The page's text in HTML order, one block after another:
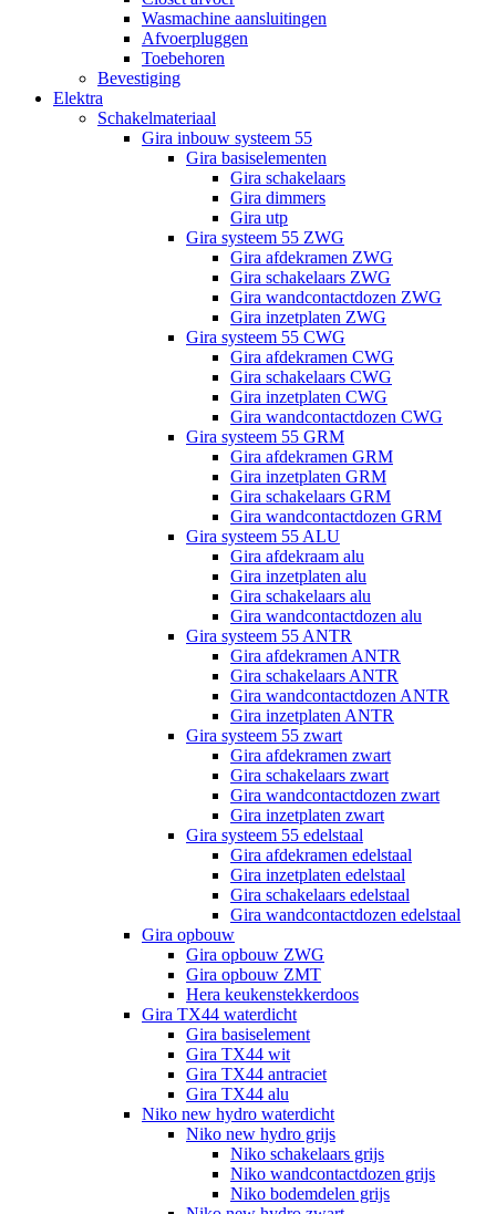
Wasmachine aansluitingen
Afvoerpluggen
Toebehoren
Bevestiging
Elektra
Schakelmateriaal
Gira inbouw systeem 55
Gira basiselementen
Gira schakelaars
Gira dimmers
Gira utp
Gira systeem 55 ZWG
Gira afdekramen ZWG
Gira schakelaars ZWG
Gira wandcontactdozen ZWG
Gira inzetplaten ZWG
Gira systeem 55 CWG
Gira afdekramen CWG
Gira schakelaars CWG
Gira inzetplaten CWG
Gira wandcontactdozen CWG
Gira systeem 55 GRM
Gira afdekramen GRM
Gira inzetplaten GRM
Gira schakelaars GRM
Gira wandcontactdozen GRM
Gira systeem 55 ALU
Gira afdekraam alu
Gira inzetplaten alu
Gira schakelaars alu
Gira wandcontactdozen alu
Gira systeem 55 ANTR
Gira afdekramen ANTR
Gira schakelaars ANTR
Gira wandcontactdozen ANTR
Gira inzetplaten ANTR
Gira systeem 55 zwart
Gira afdekramen zwart
Gira schakelaars zwart
Gira wandcontactdozen zwart
Gira inzetplaten zwart
Gira systeem 55 edelstaal
Gira afdekramen edelstaal
Gira inzetplaten edelstaal
Gira schakelaars edelstaal
Gira wandcontactdozen edelstaal
Gira opbouw
Gira opbouw ZWG
Gira opbouw ZMT
Hera keukenstekkerdoos
Gira TX44 waterdicht
Gira basiselement
Gira TX44 wit
Gira TX44 antraciet
Gira TX44 alu
Niko new hydro waterdicht
Niko new hydro grijs
Niko schakelaars grijs
Niko wandcontactdozen grijs
Niko bodemdelen grijs